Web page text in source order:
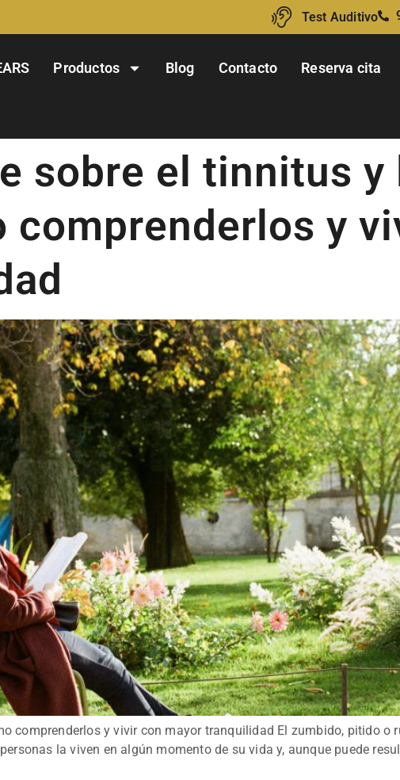
Test Auditivo
Productos Blog Contacto Reserva cita
sobre el tinnitus y
comprenderlos y
comprenderlos y vivir con mayor tranquilidad El zumbido, pitido o
la viven en algún momento de su vida y, aunque puede